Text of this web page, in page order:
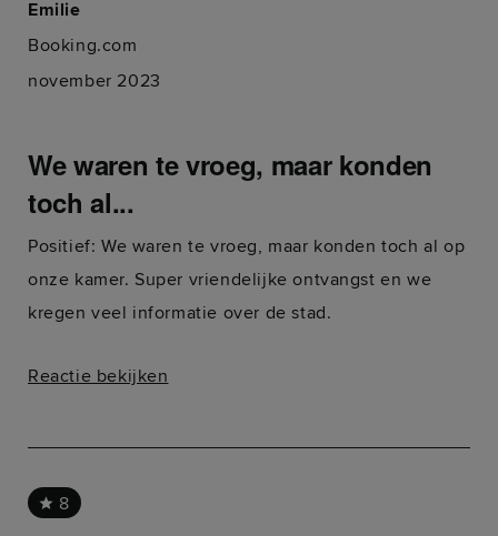
Emilie
Booking.com
november 2023
We waren te vroeg, maar konden
toch al...
Positief: We waren te vroeg, maar konden toch al op
onze kamer. Super vriendelijke ontvangst en we
kregen veel informatie over de stad.
Reactie bekijken
8